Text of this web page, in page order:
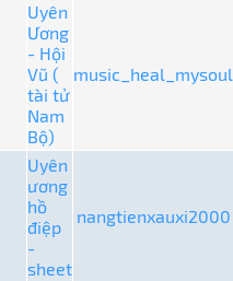
Uyên
Ương
- Hội
Vũ (
tài tử
Nam
Bộ)
music_heal_mysoul
Uyên
ương
hồ
điệp
-
sheet
nangtienxauxi2000